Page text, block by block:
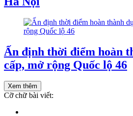
Ấn định thời điểm hoàn
cấp, mở rộng Quốc lộ 46
Xem thêm
Cỡ chữ bài viết: